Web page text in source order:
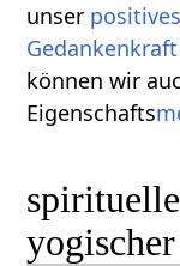
unser
Gedankenkraft
können wir
Eigenschafts